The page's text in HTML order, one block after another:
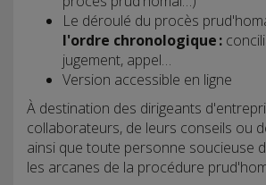
Le déroulé du procès
l'ordre chronologique :
jugement, appel…
Version accessible en ligne
À destination des dirigeants
collaborateurs, de leurs conseils ou
ainsi que toute personne soucieuse
les arcanes de la procédure